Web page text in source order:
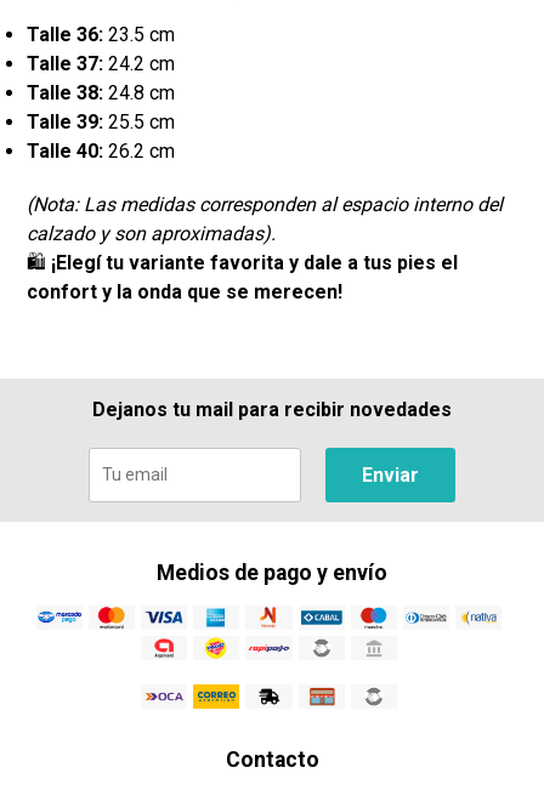
Talle 36: 23.5 cm
Talle 37: 24.2 cm
Talle 38: 24.8 cm
Talle 39: 25.5 cm
Talle 40: 26.2 cm
(Nota: Las medidas corresponden al espacio interno del
calzado y son aproximadas).
🛍️ ¡Elegí tu variante favorita y dale a tus pies el
confort y la onda que se merecen!
Dejanos tu mail para recibir novedades
Enviar
Medios de pago y envío
Contacto